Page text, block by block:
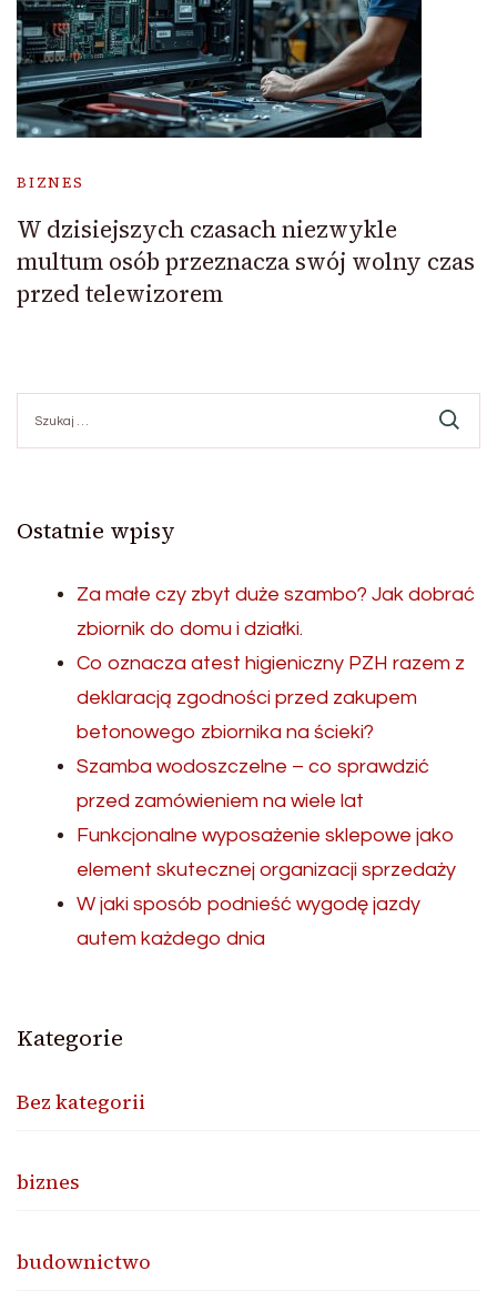
BIZNES
W dzisiejszych czasach niezwykle
multum osób przeznacza swój wolny czas
przed telewizorem
Ostatnie wpisy
Za małe czy zbyt duże szambo? Jak dobrać
zbiornik do domu i działki.
Co oznacza atest higieniczny PZH razem z
deklaracją zgodności przed zakupem
betonowego zbiornika na ścieki?
Szamba wodoszczelne – co sprawdzić
przed zamówieniem na wiele lat
Funkcjonalne wyposażenie sklepowe jako
element skutecznej organizacji sprzedaży
W jaki sposób podnieść wygodę jazdy
autem każdego dnia
Kategorie
Bez kategorii
biznes
budownictwo